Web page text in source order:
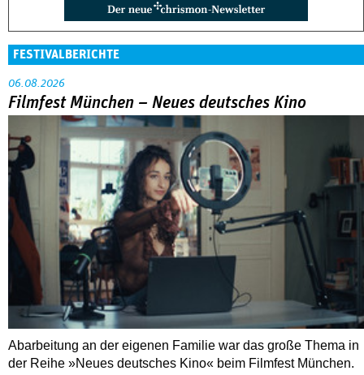
FESTIVALBERICHTE
06.08.2026
Filmfest München – Neues deutsches Kino
Abarbeitung an der eigenen Familie war das große Thema in
der Reihe »Neues deutsches Kino« beim Filmfest München.